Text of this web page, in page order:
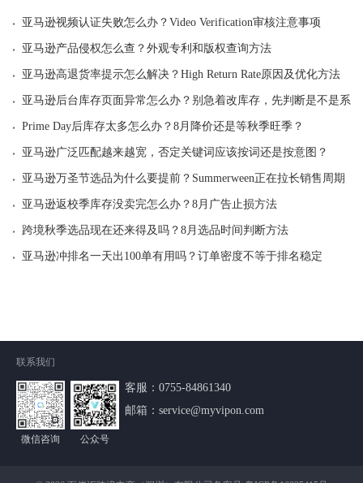
· 亚马逊视频认证失败怎么办？Video Verification审核注意事项
· 亚马逊产品侵权怎么查？外观专利和版权查询方法
· 亚马逊高退货率提示怎么解决？High Return Rate原因及优化方法
· 亚马逊后台库存页面异常怎么办？别急着改库存，先判断是不是系
· Prime Day后库存太多怎么办？8月降价还是等秋季旺季？
· 亚马逊广泛匹配越来越宽，否定关键词应该按词还是按意图？
· 亚马逊万圣节选品为什么要提前？Summerween正在拉长销售周期
· 亚马逊返校季库存没卖完怎么办？8月广告止损方法
· 跨境秋季选品现在还来得及吗？8月选品时间判断方法
· 亚马逊冲排名一天出100单有用吗？订单密度不等于排名稳定
联系我们
微信咨询 公众号
客服：0755-84861340
邮箱：service@myvipon.com